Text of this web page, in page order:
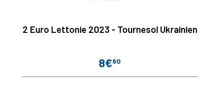
2 Euro Lettonie 2023 - Tournesol Ukrainien
Prix
8€60